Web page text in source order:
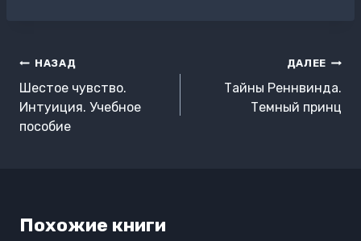
Навигация
по
записям
НАЗАД
Шестое чувство.
Интуиция. Учебное
пособие
ДАЛЕЕ
Тайны Реннвинда.
Темный принц
Похожие книги